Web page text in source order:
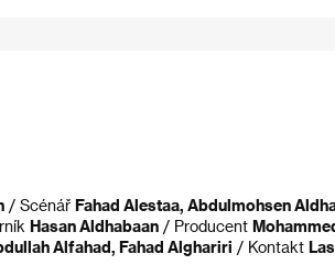
/ Scénář Fahad Alestaa, Abdulmohsen
Hasan Aldhabaan / Producent
Alfahad, Fahad Alghariri / Kontakt